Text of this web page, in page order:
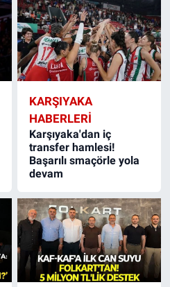
KARŞIYAKA
HABERLERI
Karşıyaka'dan iç
transfer hamlesi!
Başarılı smaçörle yola
devam